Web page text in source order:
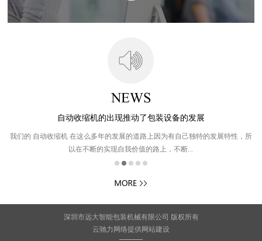
1
自动收缩机的出现推动了包装设备的发展
我们的 自动收缩机 在这么多年的发展的道路上因为有自己独特的发展特性，所
以在不断的实现自我价值的路上，不断...
深圳市远大智能包装机械有限公司 版权所有
云驰力网络提供网站建设